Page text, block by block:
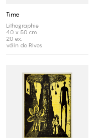
Time
Lithographie
40 x 50 cm
20 ex.
vélin de Rives